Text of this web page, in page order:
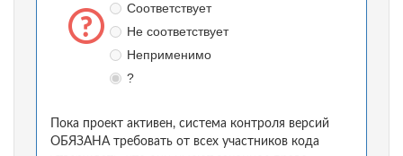
Соответствует
Не соответствует
Неприменимо
?
Пока проект активен, система контроля версий
ОБЯЗАНА требовать от всех участников кода